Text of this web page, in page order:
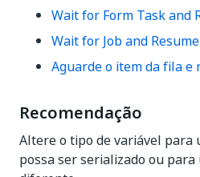
Wait for Form Task and
Wait for Job and Resume
Aguarde o item da fila e
Recomendação
Altere o tipo de variável para
possa ser serializado ou